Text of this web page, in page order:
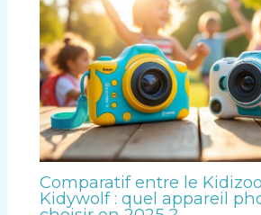
Comparatif entre le
Kidywolf : quel appareil